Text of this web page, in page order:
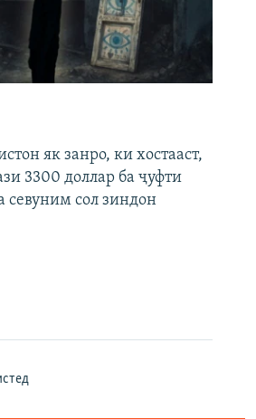
як занро, ки хостааст,
3300 доллар ба ҷуфти
севуним сол зиндон